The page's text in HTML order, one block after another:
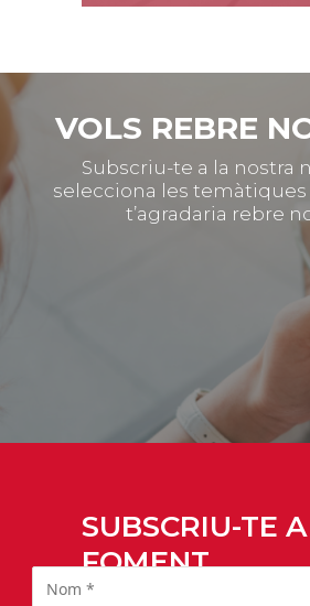
VOLS REBRE
Subscriu-te a la nostra
selecciona les
t’agradaria rebre
SUBSCRIU-TE A
FOMENT